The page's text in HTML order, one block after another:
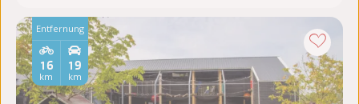
Entfernung
19
km
16
km